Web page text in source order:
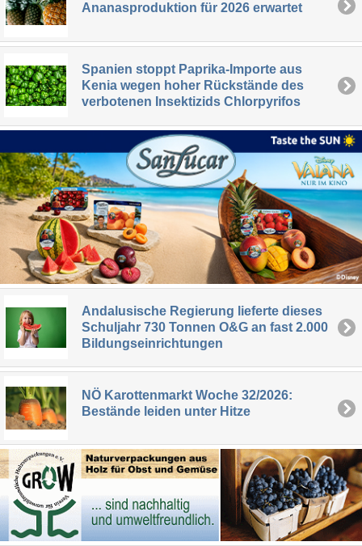
Ananasproduktion für 2026 erwartet
Spanien stoppt Paprika-Importe aus
Kenia wegen hoher Rückstände des
verbotenen Insektizids Chlorpyrifos
Andalusische Regierung lieferte dieses
Schuljahr 730 Tonnen O&G an fast 2.000
Bildungseinrichtungen
NÖ Karottenmarkt Woche 32/2026:
Bestände leiden unter Hitze